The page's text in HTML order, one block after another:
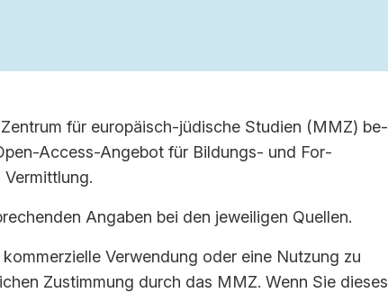
für europäisch-​jüdische Stu­di­en (MMZ) be­
​Access-Angebot für Bildungs-​ und For­
An­ga­ben bei den je­wei­li­gen Quel­len.
Ver­wen­dung oder eine Nut­zung zu
Zu­stim­mung durch das MMZ. Wenn Sie die­ses